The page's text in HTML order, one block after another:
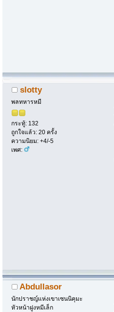
slotty
พลทหารหมี
กระทู้: 132
ถูกใจแล้ว: 20 ครั้ง
ความนิยม: +4/-5
เพศ:
Abdullasor
นักปราชญ์แห่งเขาเซนนิคุมะ
หัวหน้าฝูงหมีเล็ก